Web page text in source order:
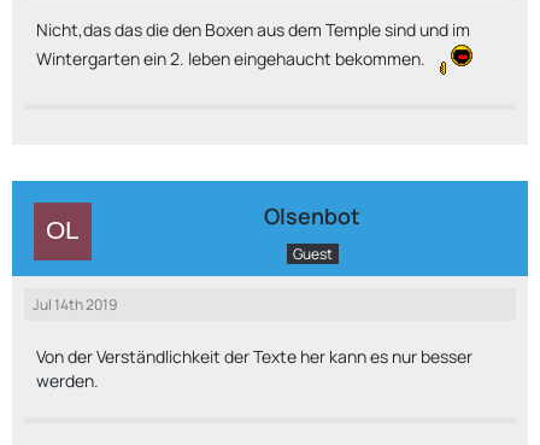
Nicht,das das die den Boxen aus dem Temple sind und im
Wintergarten ein 2. leben eingehaucht bekommen.
Olsenbot
Guest
Jul 14th 2019
Von der Verständlichkeit der Texte her kann es nur besser
werden.